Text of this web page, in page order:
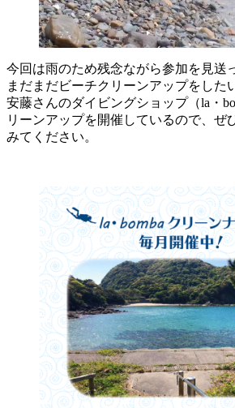
今回は雨のため残念ながら参加を見送
まだまだビーチクリーンアップをした
安藤さんのダイビングショップ（la・
リーンアップを開催しているので、ぜ
みてください。